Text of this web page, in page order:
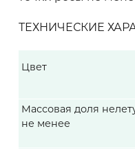
ТЕХНИЧЕСКИЕ
Цвет
Массовая доля
не менее